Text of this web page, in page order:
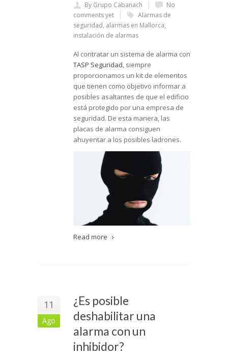
By Grupo Cabanach
No
comments yet
Alarmas de
seguridad, alarmas en Mallorca,
instalación de alarmas
Al contratar un sistema de alarma con
TASP Seguridad, siempre
proporcionamos un kit de elementos
que tienen como objetivo informar a
posibles asaltantes de que el edificio
está protegido por una empresa de
seguridad. De esta manera, las
placas de alarma consiguen
ahuyentar a los posibles ladrones.
Read more
11
Ago
¿Es posible
deshabilitar una
alarma con un
inhibidor?